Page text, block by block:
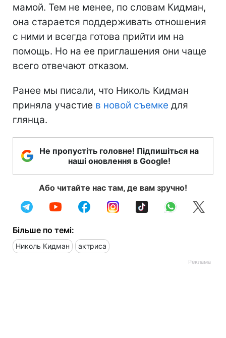
мамой. Тем не менее, по словам Кидман,
она старается поддерживать отношения
с ними и всегда готова прийти им на
помощь. Но на ее приглашения они чаще
всего отвечают отказом.
Ранее мы писали, что Николь Кидман
приняла участие в новой съемке для
глянца.
Не пропустіть головне! Підпишіться на
наші оновлення в Google!
Або читайте нас там, де вам зручно!
Більше по темі:
Николь Кидман актриса